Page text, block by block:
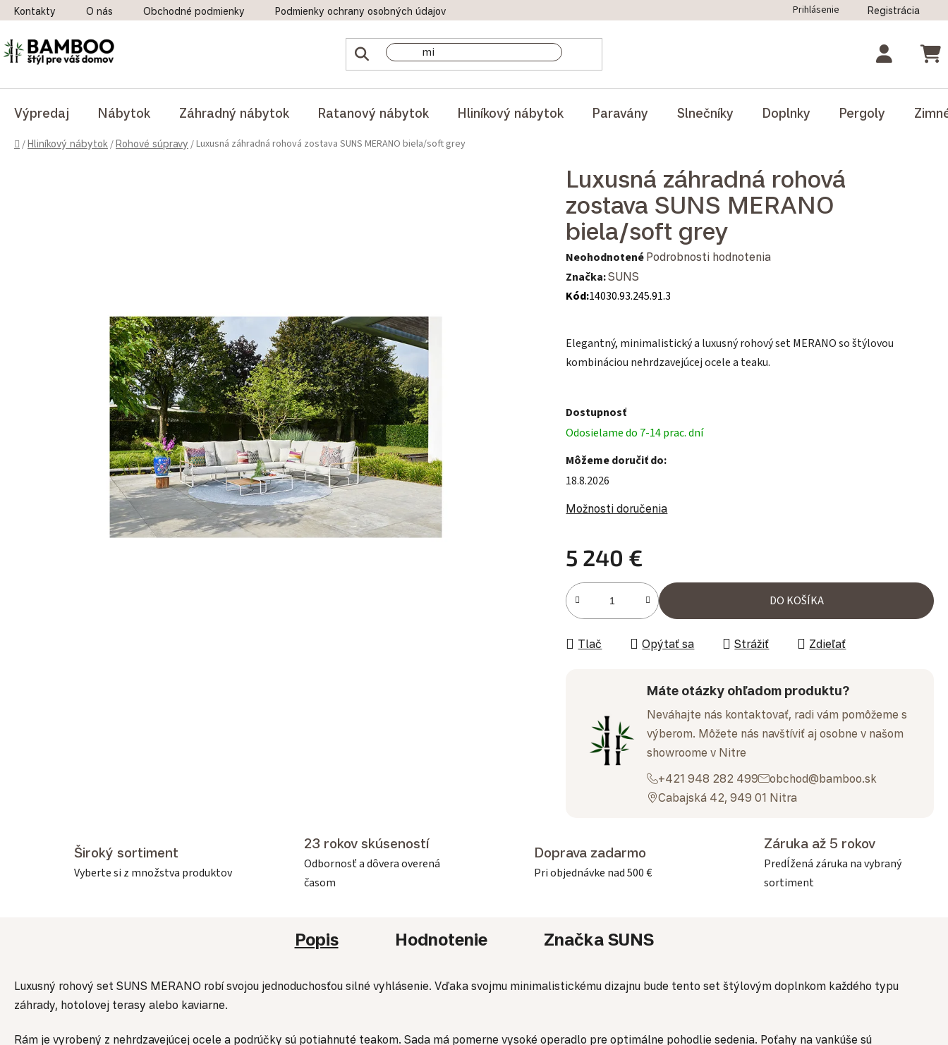
Prejsť na obsah
Kontakty O nás Obchodné podmienky Podmienky ochrany osobných údajov Odstúpenie od zmluvy
Prihlásenie Registrácia
Výpredaj Nábytok Záhradný nábytok Ratanový nábytok Hliníkový nábytok Paravány Slnečníky Doplnky Pergoly
Domov
/Hliníkový nábytok /Rohové súpravy /Luxusná záhradná rohová zostava SUNS MERANO biela/soft grey
Luxusná záhradná rohová
zostava SUNS MERANO
biela/soft grey
Priemerné hodnotenie produktu je 0,0 z 5 hviezdičiek.
Neohodnotené Podrobnosti hodnotenia
Značka:SUNS
Kód:14030.93.245.91.3
Elegantný, minimalistický a luxusný rohový set MERANO so štýlovou
kombináciou nehrdzavejúcej ocele a teaku.
Dostupnosť
Odosielame do 7-14 prac. dní
Môžeme doručiť do:
18.8.2026
Možnosti doručenia
5 240 €
Jednotková cena:
DO KOŠÍKA
Tlač Opýtať sa Strážiť Zdieľať
Máte otázky ohľadom produktu?
Neváhajte nás kontaktovať, radi vám pomôžeme s
výberom. Môžete nás navštíviť aj osobne v našom
showroome v Nitre
+421 948 282 499
obchod@bamboo.sk
Cabajská 42, 949 01 Nitra
Široký sortiment
Vyberte si z množstva produktov
23 rokov skúseností
Odbornosť a dôvera overená
časom
Doprava zadarmo
Pri objednávke nad 500 €
Záruka až 5 rokov
Predĺžená záruka na vybraný
sortiment
Popis Hodnotenie ZnačkaSUNS
Luxusný rohový set SUNS MERANO robí svojou jednoduchosťou silné vyhlásenie. Vďaka svojmu minimalistickému dizajnu bude tento set štýlovým doplnkom každého typu
záhrady, hotolovej terasy alebo kaviarne.
Rám je vyrobený z nehrdzavejúcej ocele a podrúčky sú potiahnuté teakom. Sada má pomerne vysoké operadlo pre optimálne pohodlie sedenia. Poťahy na vankúše sú